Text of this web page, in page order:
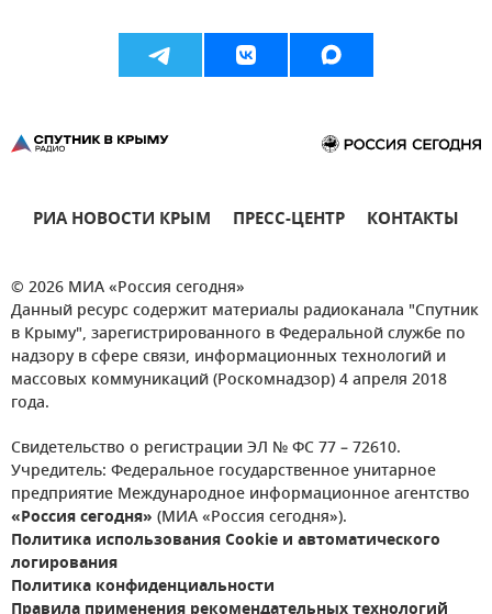
РИА НОВОСТИ КРЫМ ПРЕСС-ЦЕНТР КОНТАКТЫ
© 2026 МИА «Россия сегодня»
Данный ресурс содержит материалы радиоканала "Спутник
в Крыму", зарегистрированного в Федеральной службе по
надзору в сфере связи, информационных технологий и
массовых коммуникаций (Роскомнадзор) 4 апреля 2018
года.
Свидетельство о регистрации ЭЛ № ФС 77 – 72610.
Учредитель: Федеральное государственное унитарное
предприятие Международное информационное агентство
«Россия сегодня» (МИА «Россия сегодня»).
Политика использования Cookie и автоматического
логирования
Политика конфиденциальности